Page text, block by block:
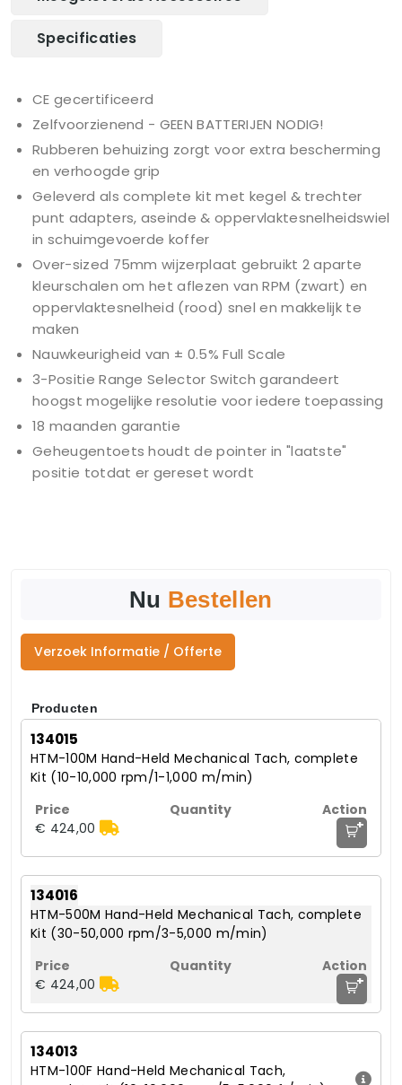
Specificaties
CE gecertificeerd
Zelfvoorzienend - GEEN BATTERIJEN NODIG!
Rubberen behuizing zorgt voor extra bescherming
en verhoogde grip
Geleverd als complete kit met kegel & trechter
punt adapters, aseinde & oppervlaktesnelheidswiel
in schuimgevoerde koffer
Over-sized 75mm wijzerplaat gebruikt 2 aparte
kleurschalen om het aflezen van RPM (zwart) en
oppervlaktesnelheid (rood) snel en makkelijk te
maken
Nauwkeurigheid van ± 0.5% Full Scale
3-Positie Range Selector Switch garandeert
hoogst mogelijke resolutie voor iedere toepassing
18 maanden garantie
Geheugentoets houdt de pointer in "laatste"
positie totdat er gereset wordt
Nu Bestellen
Verzoek Informatie / Offerte
Producten
134015
HTM-100M Hand-Held Mechanical Tach, complete
Kit (10-10,000 rpm/1-1,000 m/min)
€ 424,00 +
134016
HTM-500M Hand-Held Mechanical Tach, complete
Kit (30-50,000 rpm/3-5,000 m/min)
€ 424,00 +
134013
HTM-100F Hand-Held Mechanical Tach,